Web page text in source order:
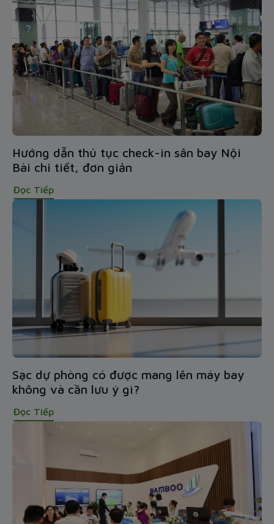
Hướng dẫn thủ tục check-in sân bay Nội
Bài chi tiết, đơn giản
Đọc Tiếp
Sạc dự phòng có được mang lên máy bay
không và cần lưu ý gì?
Đọc Tiếp